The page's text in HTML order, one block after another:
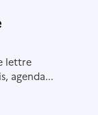
lettre
agenda...